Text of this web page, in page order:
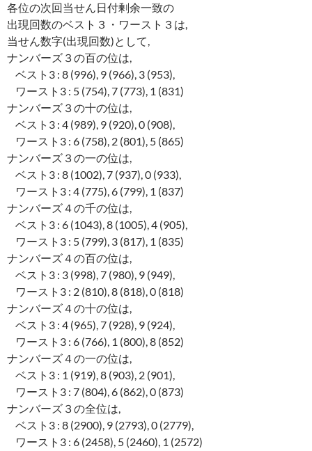
各位の次回当せん日付剰余一致の
出現回数のベスト３・ワースト３は,
当せん数字(出現回数)として,
ナンバーズ３の百の位は,
ベスト3 : 8 (996), 9 (966), 3 (953),
ワースト3 : 5 (754), 7 (773), 1 (831)
ナンバーズ３の十の位は,
ベスト3 : 4 (989), 9 (920), 0 (908),
ワースト3 : 6 (758), 2 (801), 5 (865)
ナンバーズ３の一の位は,
ベスト3 : 8 (1002), 7 (937), 0 (933),
ワースト3 : 4 (775), 6 (799), 1 (837)
ナンバーズ４の千の位は,
ベスト3 : 6 (1043), 8 (1005), 4 (905),
ワースト3 : 5 (799), 3 (817), 1 (835)
ナンバーズ４の百の位は,
ベスト3 : 3 (998), 7 (980), 9 (949),
ワースト3 : 2 (810), 8 (818), 0 (818)
ナンバーズ４の十の位は,
ベスト3 : 4 (965), 7 (928), 9 (924),
ワースト3 : 6 (766), 1 (800), 8 (852)
ナンバーズ４の一の位は,
ベスト3 : 1 (919), 8 (903), 2 (901),
ワースト3 : 7 (804), 6 (862), 0 (873)
ナンバーズ３の全位は,
ベスト3 : 8 (2900), 9 (2793), 0 (2779),
ワースト3 : 6 (2458), 5 (2460), 1 (2572)